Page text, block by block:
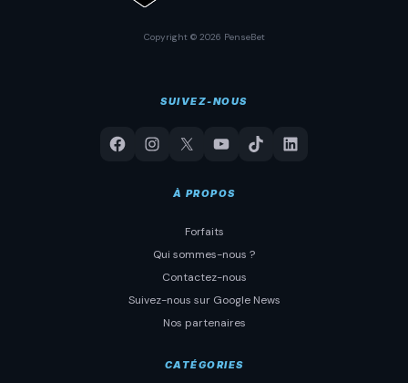
Copyright © 2026 PenseBet
SUIVEZ-NOUS
À PROPOS
Forfaits
Qui sommes-nous ?
Contactez-nous
Suivez-nous sur Google News
Nos partenaires
CATÉGORIES